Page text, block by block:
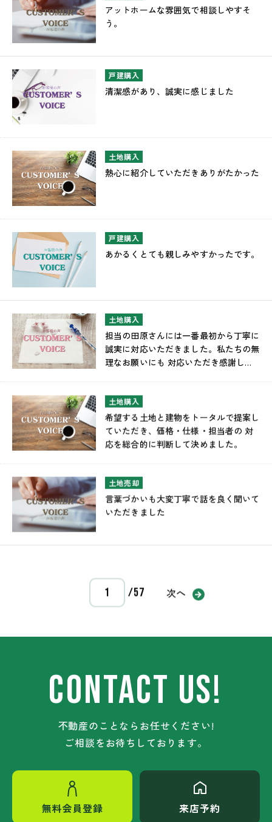
アットホームな雰囲気で相談しやすそ
う。
戸建購入
清潔感があり、誠実に感じました
土地購入
熱心に紹介していただきありがたかった
戸建購入
あかるくとても親しみやすかったです。
土地購入
担当の田原さんには一番最初から丁寧に
誠実に対応いただきました。私たちの無
理なお願いにも 対応いただき感謝して
土地購入
希望する土地と建物をトータルで提案し
ていただき、価格・仕様・担当者の 対
応を総合的に判断して決めました。
土地売却
言葉づかいも大変丁寧で話を良く聞いて
いただきました
/57 次へ
CONTACT US!
不動産のことならお任せください!
ご相談をお待ちしております。
無料会員登録 来店予約